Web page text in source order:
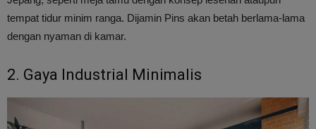
tempat tidur minim ranga. Dijamin Pins akan betah berlama-lama
dengan nyaman di kamar.
2. Gaya Industrial Minimalis